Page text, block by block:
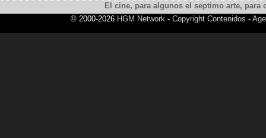
El cine, para algunos el septimo arte,
© 2000-2026 HGM Network- Copyright Contenidos -